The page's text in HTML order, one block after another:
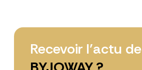
Recevoir l’actu de